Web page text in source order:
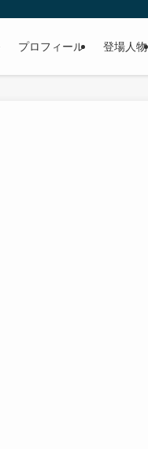
プロフィール 登場人物